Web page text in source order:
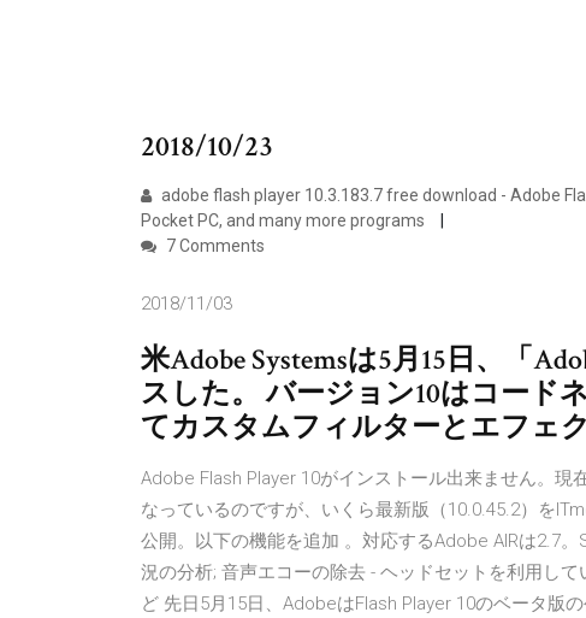
2018/10/23
adobe flash player 10.3.183.7 free download - Adobe
Pocket PC, and many more programs
7 Comments
2018/11/03
米Adobe Systemsは5月15日、「
スした。 バージョン10はコード
てカスタムフィルターとエフェ
Adobe Flash Player 10がインストール出来ません。
なっているのですが、いくら最新版（10.0.45.2）を
公開。以下の機能を追加 。対応するAdobe AIRは2.7
況の分析; 音声エコーの除去 - ヘッドセットを利用し
ど 先日5月15日、AdobeはFlash Player 10のベータ版